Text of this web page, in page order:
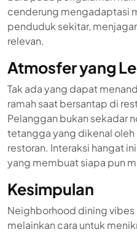
cenderung mengadaptasi
penduduk sekitar,
relevan.
Atmosfer yang
Tak ada yang dapat
ramah saat bersantap di
Pelanggan bukan sekadar
tetangga yang dikenal
restoran. Interaksi hangat
yang membuat siapa pun
Kesimpulan
Neighborhood dining vibes
melainkan cara untuk